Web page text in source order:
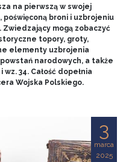
na pierwszą w swojej
broni i uzbrojeniu
mogą zobaczyć
topory, groty,
elementy uzbrojenia
narodowych, a także
34. Całość dopełnia
Wojska Polskiego.
3
marca
2025